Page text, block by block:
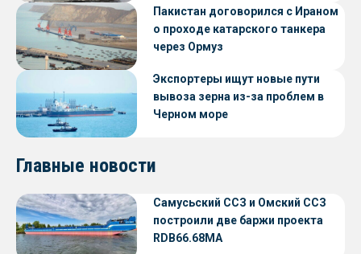
Пакистан договорился с Ираном
о проходе катарского танкера
через Ормуз
Экспортеры ищут новые пути
вывоза зерна из-за проблем в
Черном море
Главные новости
Самусьский ССЗ и Омский ССЗ
построили две баржи проекта
RDB66.68МА